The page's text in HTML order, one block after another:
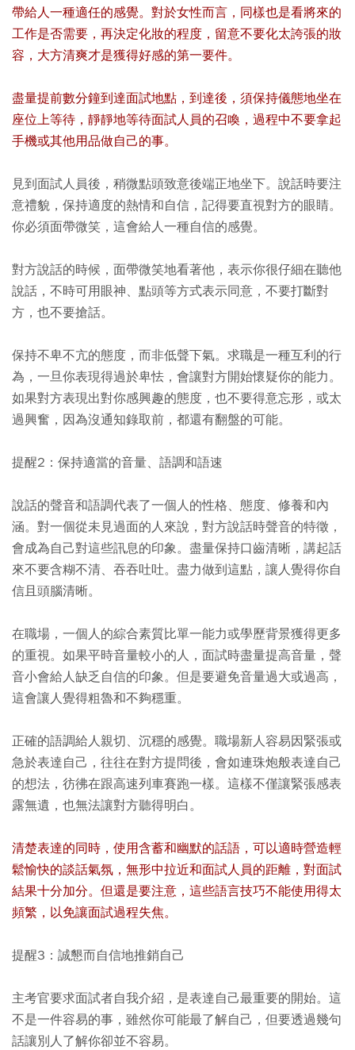
帶給人一種適任的感覺。對於女性而言，同樣也是看將來的
工作是否需要，再決定化妝的程度，留意不要化太誇張的妝
容，大方清爽才是獲得好感的第一要件。
盡量提前數分鐘到達面試地點，到達後，須保持儀態地坐在
座位上等待，靜靜地等待面試人員的召喚，過程中不要拿起
手機或其他用品做自己的事。
見到面試人員後，稍微點頭致意後端正地坐下。說話時要注
意禮貌，保持適度的熱情和自信，記得要直視對方的眼睛。
你必須面帶微笑，這會給人一種自信的感覺。
對方說話的時候，面帶微笑地看著他，表示你很仔細在聽他
說話，不時可用眼神、點頭等方式表示同意，不要打斷對
方，也不要搶話。
保持不卑不亢的態度，而非低聲下氣。求職是一種互利的行
為，一旦你表現得過於卑怯，會讓對方開始懷疑你的能力。
如果對方表現出對你感興趣的態度，也不要得意忘形，或太
過興奮，因為沒通知錄取前，都還有翻盤的可能。
提醒2：保持適當的音量、語調和語速
說話的聲音和語調代表了一個人的性格、態度、修養和內
涵。對一個從未見過面的人來說，對方說話時聲音的特徵，
會成為自己對這些訊息的印象。盡量保持口齒清晰，講起話
來不要含糊不清、吞吞吐吐。盡力做到這點，讓人覺得你自
信且頭腦清晰。
在職場，一個人的綜合素質比單一能力或學歷背景獲得更多
的重視。如果平時音量較小的人，面試時盡量提高音量，聲
音小會給人缺乏自信的印象。但是要避免音量過大或過高，
這會讓人覺得粗魯和不夠穩重。
正確的語調給人親切、沉穩的感覺。職場新人容易因緊張或
急於表達自己，往往在對方提問後，會如連珠炮般表達自己
的想法，彷彿在跟高速列車賽跑一樣。這樣不僅讓緊張感表
露無遺，也無法讓對方聽得明白。
清楚表達的同時，使用含蓄和幽默的話語，可以適時營造輕
鬆愉快的談話氣氛，無形中拉近和面試人員的距離，對面試
結果十分加分。但還是要注意，這些語言技巧不能使用得太
頻繁，以免讓面試過程失焦。
提醒3：誠懇而自信地推銷自己
主考官要求面試者自我介紹，是表達自己最重要的開始。這
不是一件容易的事，雖然你可能最了解自己，但要透過幾句
話讓別人了解你卻並不容易。